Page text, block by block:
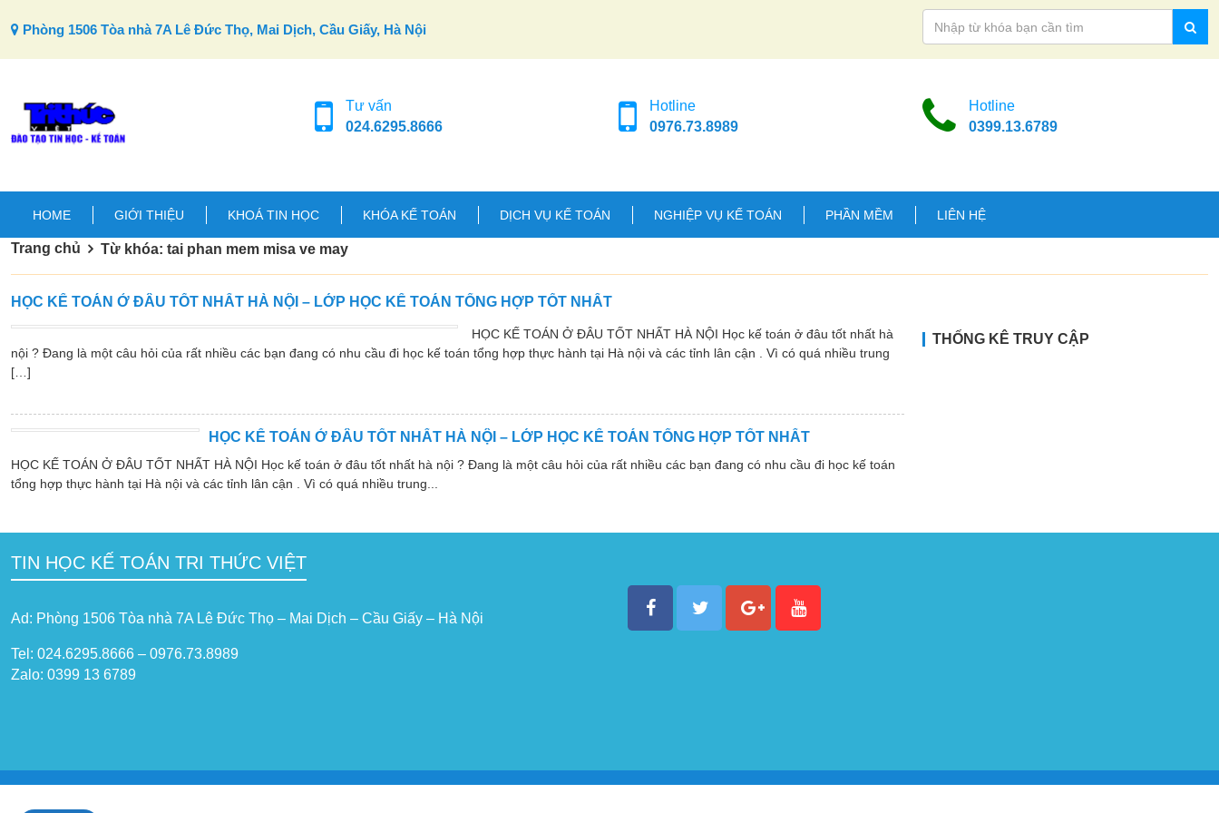
Phòng 1506 Tòa nhà 7A Lê Đức Thọ, Mai Dịch, Cầu Giấy, Hà Nội
Tư vấn
024.6295.8666
Hotline
0976.73.8989
Hotline
0399.13.6789
HOME GIỚI THIỆU KHOÁ TIN HỌC KHÓA KẾ TOÁN DỊCH VỤ KẾ TOÁN NGHIỆP VỤ KẾ TOÁN PHẦN MỀM LIÊN HỆ
Trang chủ Từ khóa: tai phan mem misa ve may
HỌC KẾ TOÁN Ở ĐÂU TỐT NHẤT HÀ NỘI – LỚP HỌC KẾ TOÁN TỔNG HỢP TỐT NHẤT
HỌC KẾ TOÁN Ở ĐÂU TỐT NHẤT HÀ NỘI Học kế toán ở đâu tốt nhất hà
nội ? Đang là một câu hỏi của rất nhiều các bạn đang có nhu cầu đi học kế toán tổng hợp thực hành tại Hà nội và các tỉnh lân cận . Vì có quá nhiều trung
[…]
HỌC KẾ TOÁN Ở ĐÂU TỐT NHẤT HÀ NỘI – LỚP HỌC KẾ TOÁN TỔNG HỢP TỐT NHẤT
HỌC KẾ TOÁN Ở ĐÂU TỐT NHẤT HÀ NỘI Học kế toán ở đâu tốt nhất hà nội ? Đang là một câu hỏi của rất nhiều các bạn đang có nhu cầu đi học kế toán
tổng hợp thực hành tại Hà nội và các tỉnh lân cận . Vì có quá nhiều trung...
THỐNG KÊ TRUY CẬP
TIN HỌC KẾ TOÁN TRI THỨC VIỆT
Ad: Phòng 1506 Tòa nhà 7A Lê Đức Thọ – Mai Dịch – Cầu Giấy – Hà Nội
Tel: 024.6295.8666 – 0976.73.8989
Zalo: 0399 13 6789